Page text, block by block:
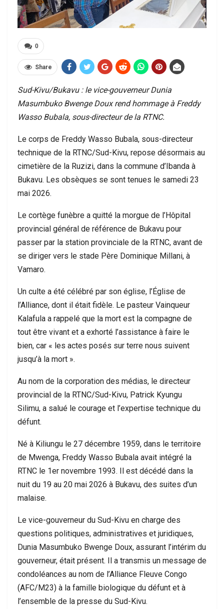
0
Share
Sud-Kivu/Bukavu : le vice-gouverneur Dunia
Masumbuko Bwenge Doux rend hommage à Freddy
Wasso Bubala, sous-directeur de la RTNC.
Le corps de Freddy Wasso Bubala, sous-directeur
technique de la RTNC/Sud-Kivu, repose désormais au
cimetière de la Ruzizi, dans la commune d’Ibanda à
Bukavu. Les obsèques se sont tenues le samedi 23
mai 2026.
Le cortège funèbre a quitté la morgue de l’Hôpital
provincial général de référence de Bukavu pour
passer par la station provinciale de la RTNC, avant de
se diriger vers le stade Père Dominique Millani, à
Vamaro.
Un culte a été célébré par son église, l’Église de
l’Alliance, dont il était fidèle. Le pasteur Vainqueur
Kalafula a rappelé que la mort est la compagne de
tout être vivant et a exhorté l’assistance à faire le
bien, car « les actes posés sur terre nous suivent
jusqu’à la mort ».
Au nom de la corporation des médias, le directeur
provincial de la RTNC/Sud-Kivu, Patrick Kyungu
Silimu, a salué le courage et l’expertise technique du
défunt.
Né à Kiliungu le 27 décembre 1959, dans le territoire
de Mwenga, Freddy Wasso Bubala avait intégré la
RTNC le 1er novembre 1993. Il est décédé dans la
nuit du 19 au 20 mai 2026 à Bukavu, des suites d’un
malaise.
Le vice-gouverneur du Sud-Kivu en charge des
questions politiques, administratives et juridiques,
Dunia Masumbuko Bwenge Doux, assurant l’intérim du
gouverneur, était présent. Il a transmis un message de
condoléances au nom de l’Alliance Fleuve Congo
(AFC/M23) à la famille biologique du défunt et à
l’ensemble de la presse du Sud-Kivu.